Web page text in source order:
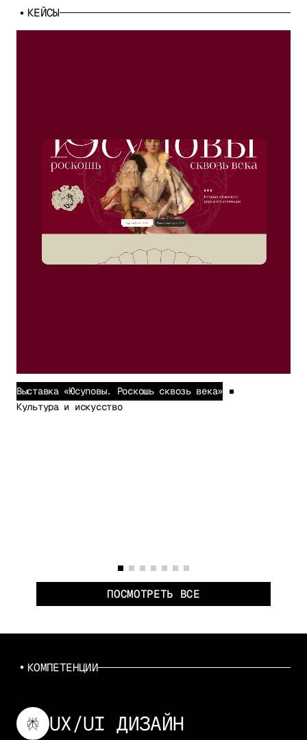
КЕЙСЫ
Выставка «Юсуповы. Роскошь сквозь века»
Культура и искусство
ПОСМОТРЕТЬ ВСЕ
КОМПЕТЕНЦИИ
UX/UI ДИЗАЙН